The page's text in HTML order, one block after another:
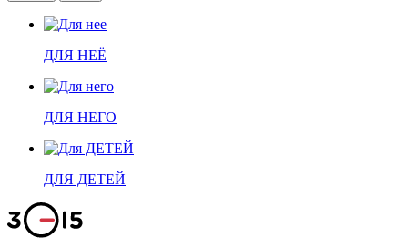
ДЛЯ НЕЁ
ДЛЯ НЕГО
ДЛЯ ДЕТЕЙ